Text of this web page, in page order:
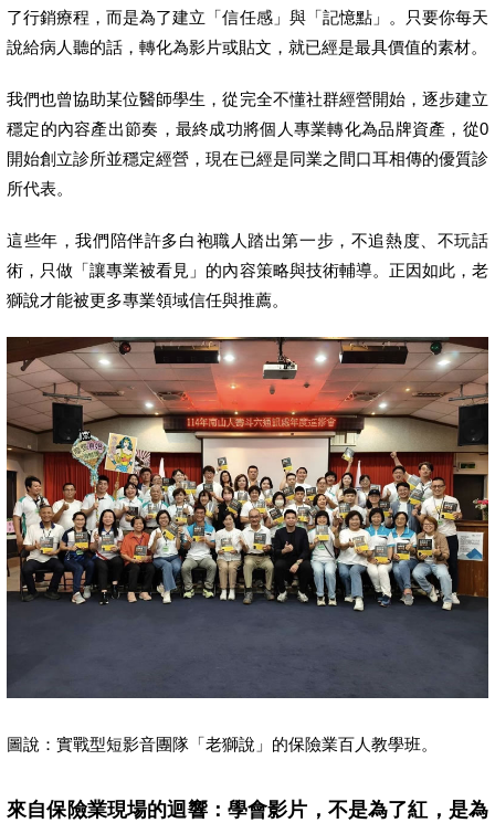
了行銷療程，而是為了建立「信任感」與「記憶點」。只要你每天
說給病人聽的話，轉化為影片或貼文，就已經是最具價值的素材。
我們也曾協助某位醫師學生，從完全不懂社群經營開始，逐步建立
穩定的內容產出節奏，最終成功將個人專業轉化為品牌資產，從0
開始創立診所並穩定經營，現在已經是同業之間口耳相傳的優質診
所代表。
這些年，我們陪伴許多白袍職人踏出第一步，不追熱度、不玩話
術，只做「讓專業被看見」的內容策略與技術輔導。正因如此，老
獅說才能被更多專業領域信任與推薦。
圖說：實戰型短影音團隊「老獅說」的保險業百人教學班。
來自保險業現場的迴響：學會影片，不是為了紅，是為